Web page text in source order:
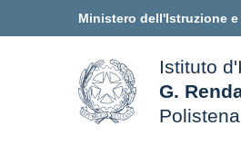
Ministero dell'Istruzione e
della scuola
Istituto
G.